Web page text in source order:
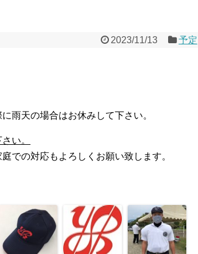
2023/11/13 予定
雨天の場合はお休みして下さい。
い。
での対応もよろしくお願い致します。